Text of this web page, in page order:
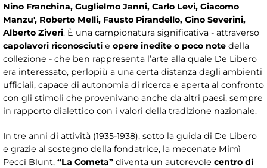
Nino Franchina, Guglielmo Janni, Carlo Levi, Giacomo
Manzu', Roberto Melli, Fausto Pirandello, Gino Severini,
Alberto Ziveri. È una campionatura significativa - attraverso
capolavori riconosciuti e opere inedite o poco note della
collezione - che ben rappresenta l’arte alla quale De Libero
era interessato, perlopiù a una certa distanza dagli ambienti
ufficiali, capace di autonomia di ricerca e aperta al confronto
con gli stimoli che provenivano anche da altri paesi, sempre
in rapporto dialettico con i valori della tradizione nazionale.
In tre anni di attività (1935-1938), sotto la guida di De Libero
e grazie al sostegno della fondatrice, la mecenate Mimì
Pecci Blunt, “La Cometa” diventa un autorevole centro di